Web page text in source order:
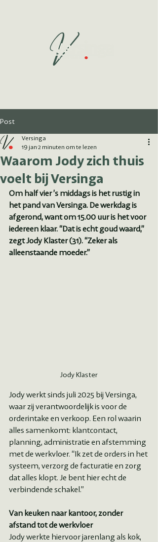
Post
Waarom Jody zich thuis
voelt bij Versinga
Versinga
19 jan 2 minuten om te lezen
Om half vier ’s middags is het rustig in
het pand van Versinga. De werkdag is
afgerond, want om 15.00 uur is het voor
iedereen klaar. “Dat is echt goud waard,”
zegt Jody Klaster (31). “Zeker als
alleenstaande moeder.”
Jody Klaster
Jody werkt sinds juli 2025 bij Versinga,
waar zij verantwoordelijk is voor de
orderintake en verkoop. Een rol waarin
alles samenkomt: klantcontact,
planning, administratie en afstemming
met de werkvloer. “Ik zet de orders in het
systeem, verzorg de facturatie en zorg
dat alles klopt. Je bent hier echt de
verbindende schakel.”
Van keuken naar kantoor, zonder
afstand tot de werkvloer
Jody werkte hiervoor jarenlang als kok,